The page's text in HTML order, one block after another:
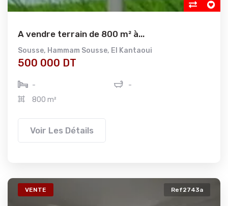
A vendre terrain de 800 m² à...
Sousse, Hammam Sousse, El Kantaoui
500 000 DT
-
-
800 m²
Voir Les Détails
VENTE Ref2743a